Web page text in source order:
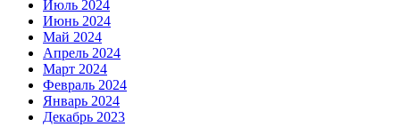
Июль 2024
Июнь 2024
Май 2024
Апрель 2024
Март 2024
Февраль 2024
Январь 2024
Декабрь 2023